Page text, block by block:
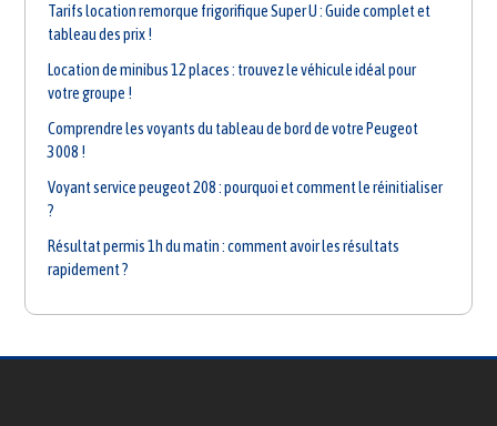
Tarifs location remorque frigorifique Super U : Guide complet et
tableau des prix !
Location de minibus 12 places : trouvez le véhicule idéal pour
votre groupe !
Comprendre les voyants du tableau de bord de votre Peugeot
3008 !
Voyant service peugeot 208 : pourquoi et comment le réinitialiser
?
Résultat permis 1h du matin : comment avoir les résultats
rapidement ?